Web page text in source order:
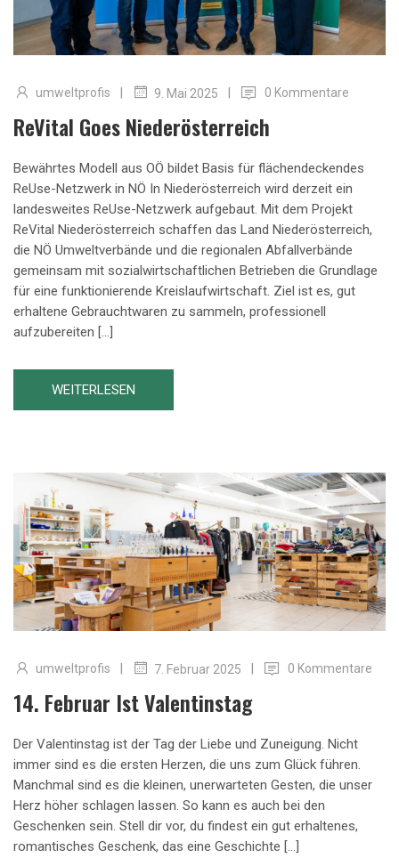
umweltprofis | 9. Mai 2025 | 0 Kommentare
ReVital Goes Niederösterreich
Bewährtes Modell aus OÖ bildet Basis für flächendeckendes
ReUse-Netzwerk in NÖ In Niederösterreich wird derzeit ein
landesweites ReUse-Netzwerk aufgebaut. Mit dem Projekt
ReVital Niederösterreich schaffen das Land Niederösterreich,
die NÖ Umweltverbände und die regionalen Abfallverbände
gemeinsam mit sozialwirtschaftlichen Betrieben die Grundlage
für eine funktionierende Kreislaufwirtschaft. Ziel ist es, gut
erhaltene Gebrauchtwaren zu sammeln, professionell
aufzubereiten […]
WEITERLESEN
umweltprofis 7. Februar 2025 0 Kommentare
14. Februar Ist Valentinstag
Der Valentinstag ist der Tag der Liebe und Zuneigung. Nicht
immer sind es die ersten Herzen, die uns zum Glück führen.
Manchmal sind es die kleinen, unerwarteten Gesten, die unser
Herz höher schlagen lassen. So kann es auch bei den
Geschenken sein. Stell dir vor, du findest ein gut erhaltenes,
romantisches Geschenk, das eine Geschichte […]